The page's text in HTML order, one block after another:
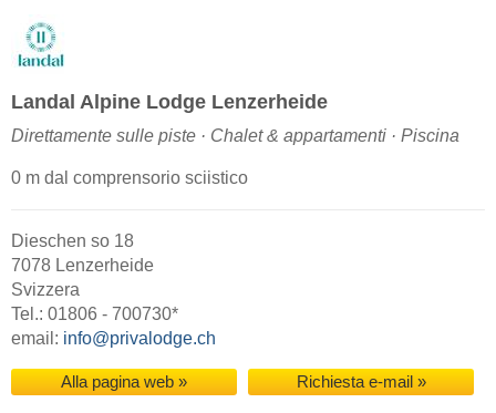
Landal Alpine Lodge Lenzerheide
Direttamente sulle piste · Chalet & appartamenti · Piscina
0 m dal comprensorio sciistico
Dieschen so 18
7078 Lenzerheide
Svizzera
Tel.: 01806 - 700730*
email: info@privalodge.ch
Alla pagina web » Richiesta e-mail »